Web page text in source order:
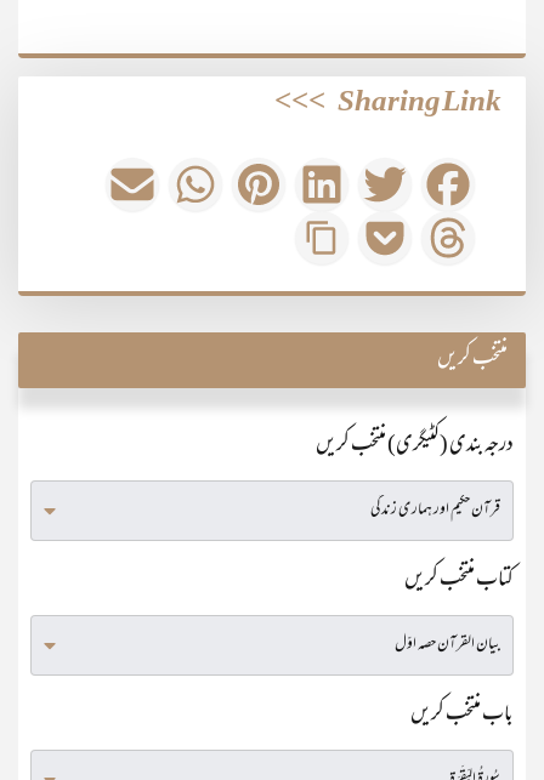
Sharing Link
>>>
منتخب کریں
درجہ بندی (کٹیگری) منتخب کریں
کتاب منتخب کریں
باب منتخب کریں